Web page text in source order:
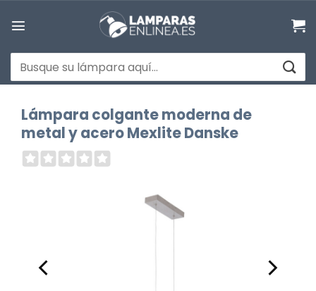
Buscar
por:
Lámpara colgante moderna de
metal y acero Mexlite Danske